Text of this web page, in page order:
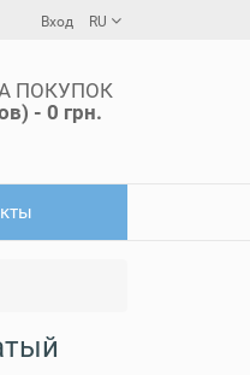
Вход RU
ПОКУПОК
- 0 грн.